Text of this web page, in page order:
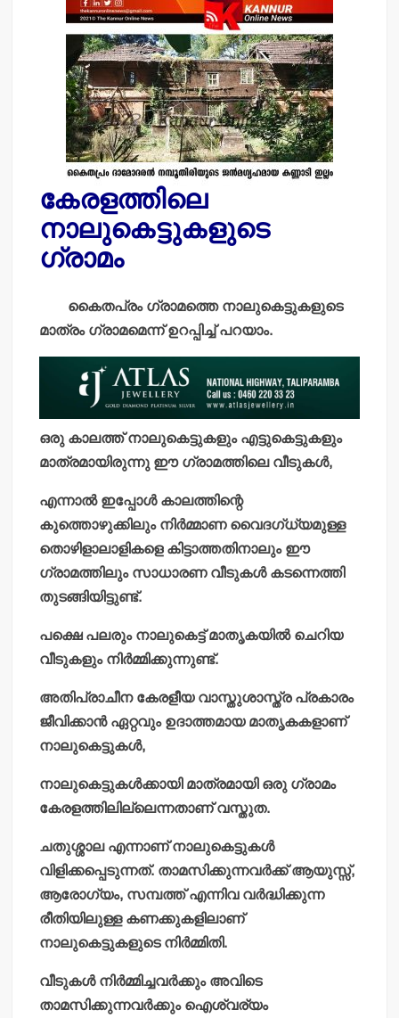
കേരളത്തിലെ
നാലുകെട്ടുകളുടെ
ഗ്രാമം
കൈതപ്രം ഗ്രാമത്തെ നാലുകെട്ടുകളുടെ
മാത്രം ഗ്രാമമെന്ന് ഉറപ്പിച്ച് പറയാം.
ഒരു കാലത്ത് നാലുകെട്ടുകളും എട്ടുകെട്ടുകളും
മാത്രമായിരുന്നു ഈ ഗ്രാമത്തിലെ വീടുകള്‍,
എന്നാല്‍ ഇപ്പോള്‍ കാലത്തിന്റെ
കുത്തൊഴുക്കിലും നിര്‍മ്മാണ വൈദഗ്ധ്യമുള്ള
തൊഴിളാലാളികളെ കിട്ടാത്തതിനാലും ഈ
ഗ്രാമത്തിലും സാധാരണ വീടുകള്‍ കടന്നെത്തി
തുടങ്ങിയിട്ടുണ്ട്.
പക്ഷെ പലരും നാലുകെട്ട് മാതൃകയില്‍ ചെറിയ
വീടുകളും നിര്‍മ്മിക്കുന്നുണ്ട്.
അതിപ്രാചീന കേരളീയ വാസ്തുശാസ്ത്ര പ്രകാരം
ജീവിക്കാന്‍ ഏറ്റവും ഉദാത്തമായ മാതൃകകളാണ്
നാലുകെട്ടുകള്‍,
നാലുകെട്ടുകള്‍ക്കായി മാത്രമായി ഒരു ഗ്രാമം
കേരളത്തിലില്ലെന്നതാണ് വസ്തുത.
ചതുശ്ശാല എന്നാണ് നാലുകെട്ടുകള്‍
വിളിക്കപ്പെടുന്നത്. താമസിക്കുന്നവര്‍ക്ക് ആയുസ്സ്,
ആരോഗ്യം, സമ്പത്ത് എന്നിവ വര്‍ദ്ധിക്കുന്ന
രീതിയിലുള്ള കണക്കുകളിലാണ്
നാലുകെട്ടുകളുടെ നിര്‍മ്മിതി.
വീടുകള്‍ നിര്‍മ്മിച്ചവര്‍ക്കും അവിടെ
താമസിക്കുന്നവര്‍ക്കും ഐശ്വര്യം